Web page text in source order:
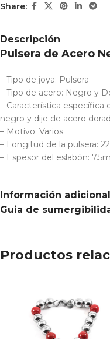
Share:
Descripción
Pulsera de Acero
– Tipo de joya: Pulsera
– Tipo de acero: Negro y
– Característica específica
negro y dije de acero
– Motivo: Varios
– Longitud de la pulsera:
– Espesor del eslabón:
Información adicional
Guia de
Productos